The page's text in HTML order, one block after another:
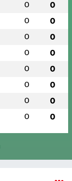
0 0
0 0
0 0
0 0
0 0
0 0
0 0
0 0